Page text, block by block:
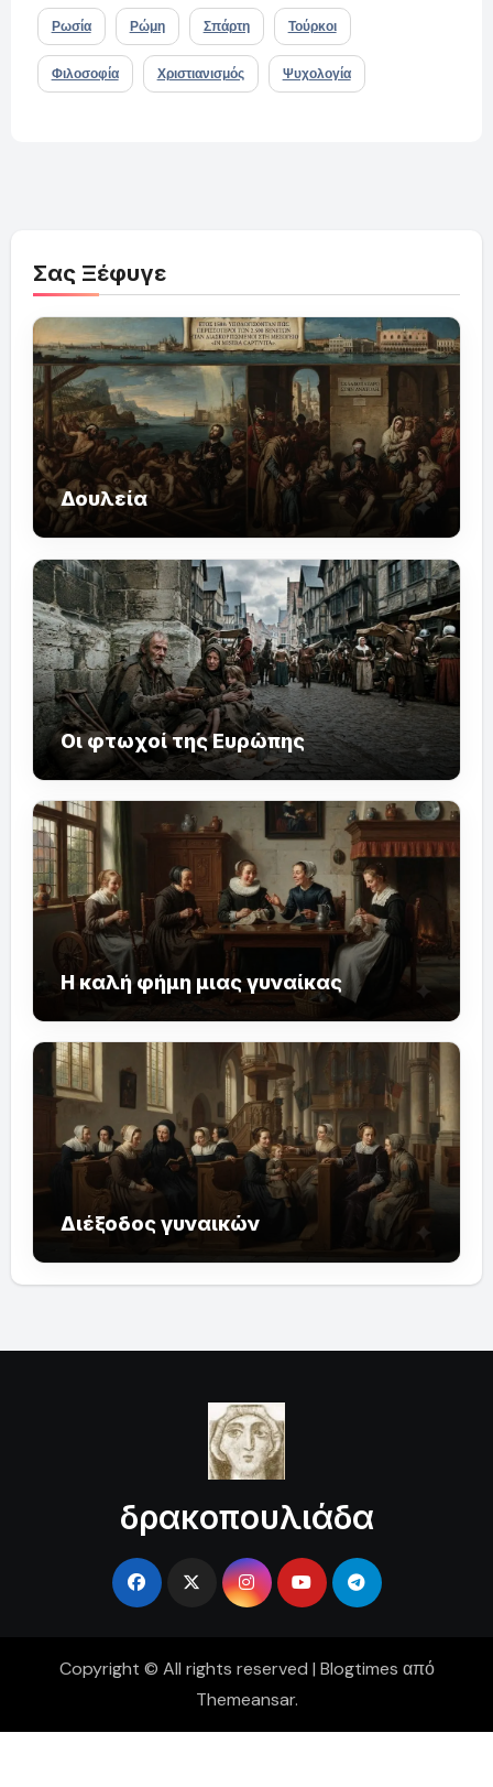
Ρωσία Ρώμη Σπάρτη Τούρκοι
Φιλοσοφία Χριστιανισμός Ψυχολογία
Σας Ξέφυγε
Δουλεία
Οι φτωχοί της Ευρώπης
Η καλή φήμη μιας γυναίκας
Διέξοδος γυναικών
δρακοπουλιάδα
Copyright © All rights reserved | Blogtimes από
Themeansar.